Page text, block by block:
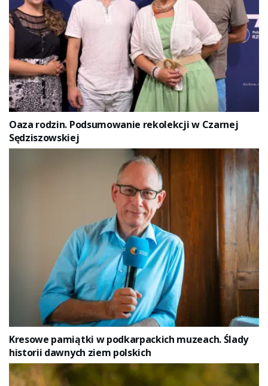
Oaza rodzin. Podsumowanie rekolekcji w Czarnej
Sędziszowskiej
Kresowe pamiątki w podkarpackich muzeach. Ślady
historii dawnych ziem polskich